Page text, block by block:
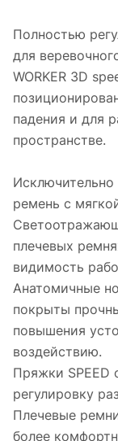
Полностью
для
WORKER 3D
падения и для
пространстве.
ремень с
плечевых
видимость
Анатомичные
покрыты
повышения
воздействию.
Пряжки SPEED
регулировку
Плечевые
более